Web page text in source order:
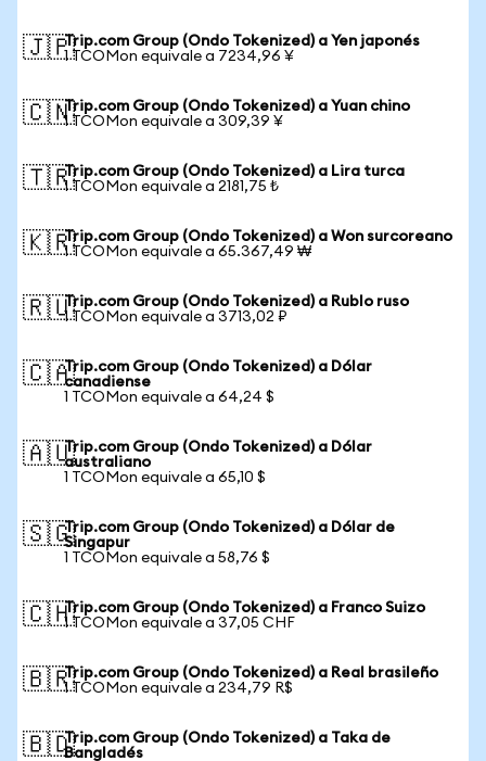
🇯🇵Trip.com Group (Ondo Tokenized) a Yen japonés
1 TCOMon equivale a 7234,96 ¥
🇨🇳Trip.com Group (Ondo Tokenized) a Yuan chino
1 TCOMon equivale a 309,39 ¥
🇹🇷Trip.com Group (Ondo Tokenized) a Lira turca
1 TCOMon equivale a 2181,75 ₺
🇰🇷Trip.com Group (Ondo Tokenized) a Won surcoreano
1 TCOMon equivale a 65.367,49 ₩
🇷🇺Trip.com Group (Ondo Tokenized) a Rublo ruso
1 TCOMon equivale a 3713,02 ₽
🇨🇦Trip.com Group (Ondo Tokenized) a Dólar
canadiense
1 TCOMon equivale a 64,24 $
🇦🇺Trip.com Group (Ondo Tokenized) a Dólar
australiano
1 TCOMon equivale a 65,10 $
🇸🇬Trip.com Group (Ondo Tokenized) a Dólar de
Singapur
1 TCOMon equivale a 58,76 $
🇨🇭Trip.com Group (Ondo Tokenized) a Franco Suizo
1 TCOMon equivale a 37,05 CHF
🇧🇷Trip.com Group (Ondo Tokenized) a Real brasileño
1 TCOMon equivale a 234,79 R$
🇧🇩Trip.com Group (Ondo Tokenized) a Taka de
Bangladés